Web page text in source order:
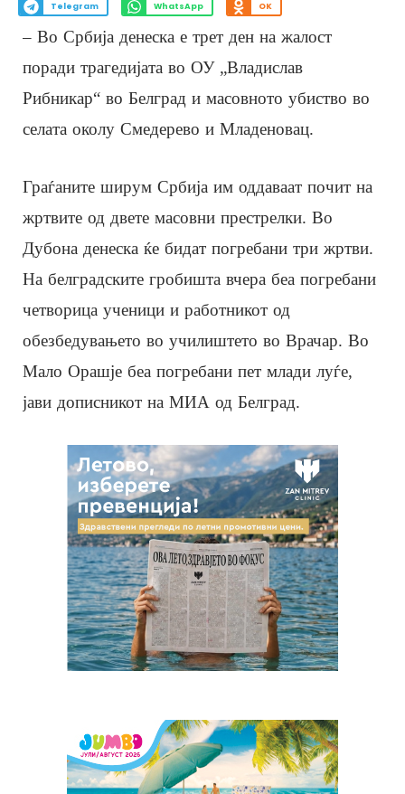
Telegram WhatsApp OK
– Во Србија денеска е трет ден на жалост
поради трагедијата во ОУ „Владислав
Рибникар“ во Белград и масовното убиство во
селата околу Смедерево и Младеновац.
Граѓаните ширум Србија им оддаваат почит на
жртвите од двете масовни престрелки. Во
Дубона денеска ќе бидат погребани три жртви.
На белградските гробишта вчера беа погребани
четворица ученици и работникот од
обезбедувањето во училиштето во Врачар. Во
Мало Орашје беа погребани пет млади луѓе,
јави дописникот на МИА од Белград.